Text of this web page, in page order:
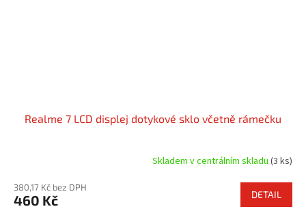
Realme 7 LCD displej dotykové sklo včetně rámečku
Skladem v centrálním skladu (3 ks)
380,17 Kč bez DPH
460 Kč DETAIL